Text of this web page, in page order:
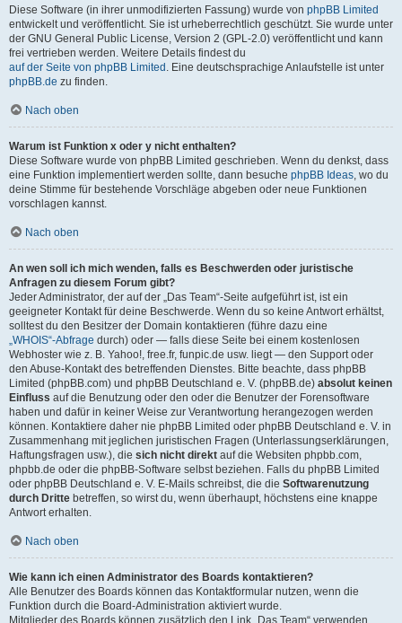
Diese Software (in ihrer unmodifizierten Fassung) wurde von phpBB Limited
entwickelt und veröffentlicht. Sie ist urheberrechtlich geschützt. Sie wurde unter
der GNU General Public License, Version 2 (GPL-2.0) veröffentlicht und kann
frei vertrieben werden. Weitere Details findest du
auf der Seite von phpBB Limited . Eine deutschsprachige Anlaufstelle ist unter
phpBB.de zu finden.
Nach oben
Warum ist Funktion x oder y nicht enthalten?
Diese Software wurde von phpBB Limited geschrieben. Wenn du denkst, dass
eine Funktion implementiert werden sollte, dann besuche phpBB Ideas, wo du
deine Stimme für bestehende Vorschläge abgeben oder neue Funktionen
vorschlagen kannst.
Nach oben
An wen soll ich mich wenden, falls es Beschwerden oder juristische
Anfragen zu diesem Forum gibt?
Jeder Administrator, der auf der „Das Team“-Seite aufgeführt ist, ist ein
geeigneter Kontakt für deine Beschwerde. Wenn du so keine Antwort erhältst,
solltest du den Besitzer der Domain kontaktieren (führe dazu eine
„WHOIS“-Abfrage durch) oder — falls diese Seite bei einem kostenlosen
Webhoster wie z. B. Yahoo!, free.fr, funpic.de usw. liegt — den Support oder
den Abuse-Kontakt des betreffenden Dienstes. Bitte beachte, dass phpBB
Limited (phpBB.com) und phpBB Deutschland e. V. (phpBB.de) absolut keinen
Einfluss auf die Benutzung oder den oder die Benutzer der Forensoftware
haben und dafür in keiner Weise zur Verantwortung herangezogen werden
können. Kontaktiere daher nie phpBB Limited oder phpBB Deutschland e. V. in
Zusammenhang mit jeglichen juristischen Fragen (Unterlassungserklärungen,
Haftungsfragen usw.), die sich nicht direkt auf die Websiten phpbb.com,
phpbb.de oder die phpBB-Software selbst beziehen. Falls du phpBB Limited
oder phpBB Deutschland e. V. E-Mails schreibst, die die Softwarenutzung
durch Dritte betreffen, so wirst du, wenn überhaupt, höchstens eine knappe
Antwort erhalten.
Nach oben
Wie kann ich einen Administrator des Boards kontaktieren?
Alle Benutzer des Boards können das Kontaktformular nutzen, wenn die
Funktion durch die Board-Administration aktiviert wurde.
Mitglieder des Boards können zusätzlich den Link „Das Team“ verwenden.